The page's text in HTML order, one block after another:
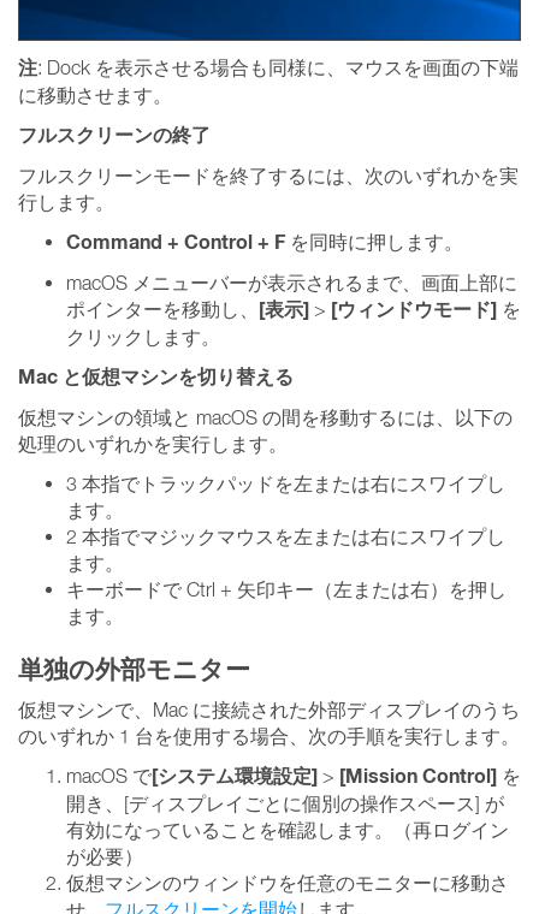
注: Dock を表示させる場合も同様に、マウスを画面の下端
に移動させます。
フルスクリーンの終了
フルスクリーンモードを終了するには、次のいずれかを実
行します。
Command + Control + Fを同時に押します。
macOS メニューバーが表示されるまで、画面上部に
ポインターを移動し、 [表示] > [ウィンドウモード] を
クリックします。
Mac と仮想マシンを切り替える
仮想マシンの領域と macOS の間を移動するには、以下の
処理のいずれかを実行します。
3 本指でトラックパッドを左または右にスワイプし
ます。
2 本指でマジックマウスを左または右にスワイプし
ます。
キーボードで Ctrl + 矢印キー（左または右）を押し
ます。
単独の外部モニター
仮想マシンで、Mac に接続された外部ディスプレイのうち
のいずれか 1 台を使用する場合、次の手順を実行します。
macOS で[システム環境設定] > [Mission Control] を
開き、[ディスプレイごとに個別の操作スペース] が
有効になっていることを確認します。（再ログイン
が必要）
仮想マシンのウィンドウを任意のモニターに移動さ
せ、 フルスクリーンを開始します。